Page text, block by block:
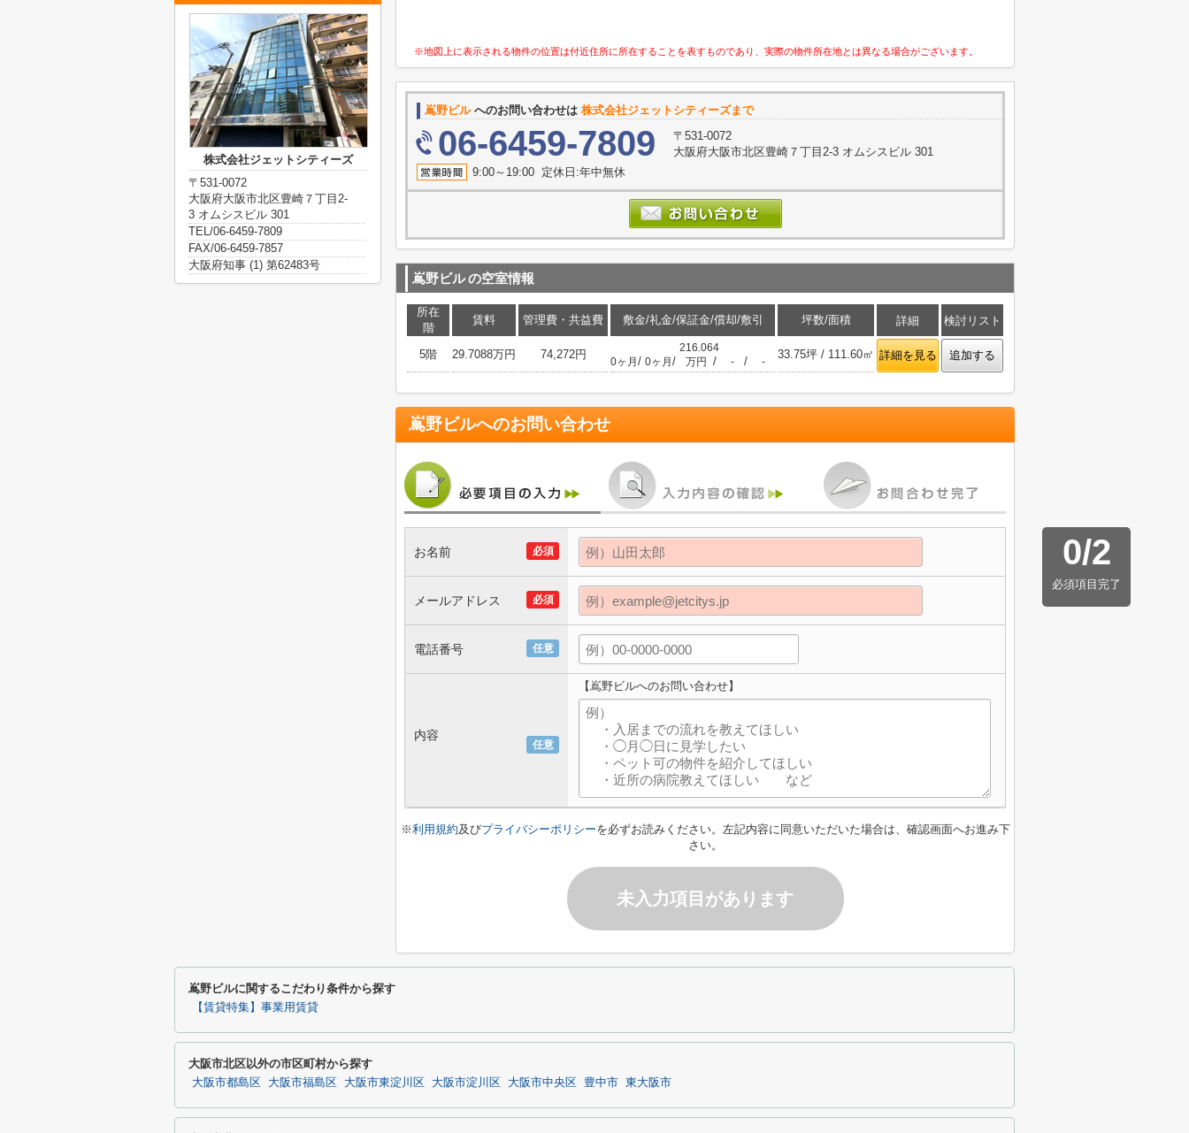
※地図上に表示される物件の位置は付近住所に所在することを表すものであり、実際の物件所在地とは異なる場合がございます。
嶌野ビルへのお問い合わせは 株式会社ジェットシティーズまで
06-6459-7809
〒531-0072
大阪府大阪市北区豊崎７丁目2-3 オムシスビル 301
9:00～19:00 定休日:年中無休
嶌野ビルの空室情報
所在
階
賃料 管理費・共益費 敷金/礼金/保証金/償却/敷引 坪数/面積 詳細 検討リスト
5階 29.7088万円 74,272円
0ヶ月 / 0ヶ月 /
216.064
万円
/ - / -
33.75坪 / 111.60㎡ 詳細を見る 追加する
嶌野ビルへのお問い合わせ
0/2
必須項目完了
必須
お名前
必須
メールアドレス
任意
電話番号
任意
内容
【嶌野ビルへのお問い合わせ】
※利用規約及びプライバシーポリシーを必ずお読みください。左記内容に同意いただいた場合は、確認画面へお進み下
さい。
未入力項目があります
株式会社ジェットシティーズ
〒531-0072
大阪府大阪市北区豊崎７丁目2-
3 オムシスビル 301
TEL/06-6459-7809
FAX/06-6459-7857
大阪府知事 (1) 第62483号
嶌野ビルに関するこだわり条件から探す
【賃貸特集】事業用賃貸
大阪市北区以外の市区町村から探す
大阪市都島区 大阪市福島区 大阪市東淀川区 大阪市淀川区 大阪市中央区 豊中市 東大阪市